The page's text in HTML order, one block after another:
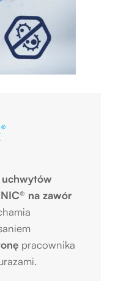
na zawór
pracownika